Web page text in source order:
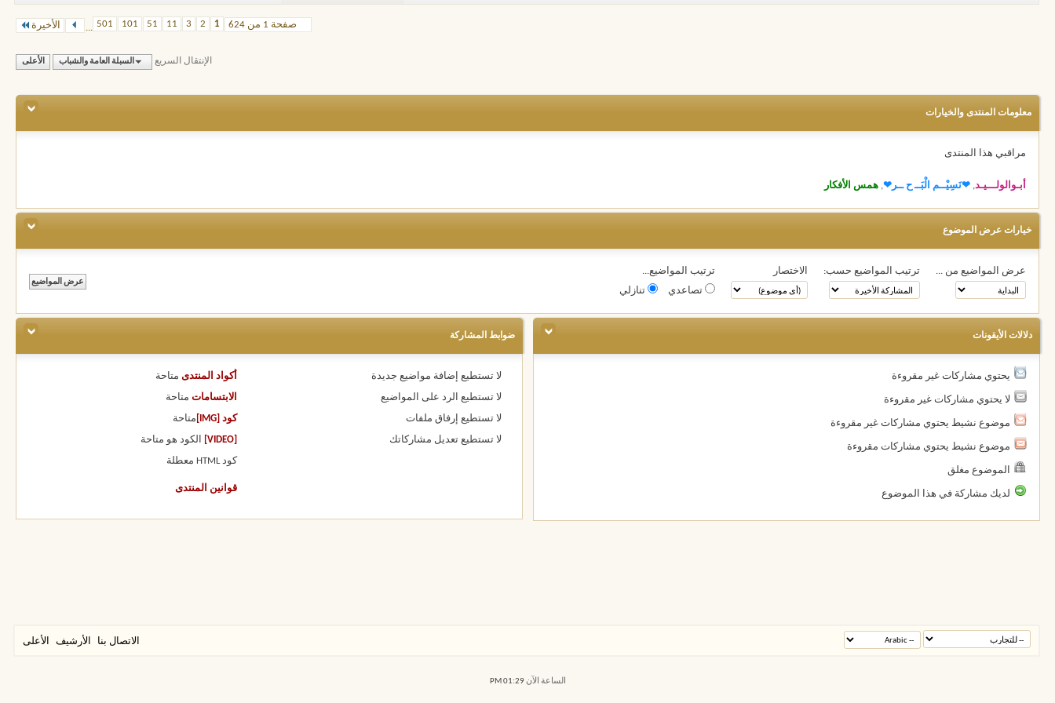
صفحة 1 من 624 1
2
3
11
51
101
501
... الأخيرة
الإنتقال السريع السبلة العامة والشباب الأعلى
معلومات المنتدى والخيارات
مراقبي هذا المنتدى
أبـوالولـــيـد, ❤نَسِيْــم الْبَــ ح ــر❤, همس الأفكار
خيارات عرض الموضوع
عرض المواضيع من ... ترتيب المواضيع حسب: الاختصار
ترتيب المواضيع...
تصاعدي
تنازلي
دلالات الأيقونات
يحتوي مشاركات غير مقروءة
لا يحتوي مشاركات غير مقروءة
موضوع نشيط يحتوي مشاركات غير مقروءة
موضوع نشيط يحتوي مشاركات مقروءة
الموضوع مغلق
لديك مشاركة في هذا الموضوع
ضوابط المشاركة
لا تستطيع إضافة مواضيع جديدة
لا تستطيع الرد على المواضيع
لا تستطيع إرفاق ملفات
لا تستطيع تعديل مشاركاتك
أكواد المنتدى متاحة
الابتسامات متاحة
كود [IMG] متاحة
الكود هو متاحة
كود HTML معطلة
قوانين المنتدى
الاتصال بنا الأرشيف الأعلى
الساعة الآن01:29 PM